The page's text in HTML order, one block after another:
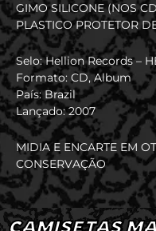
GIMO SILICONE (NOS
PLASTICO PROTETOR
Selo: Hellion Records –
Formato: CD, Album
País: Brazil
Lançado: 2007
MIDIA E ENCARTE EM
CONSERVAÇÃO
CAMISETAS